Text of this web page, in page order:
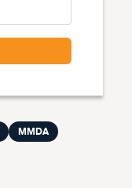
MMDA